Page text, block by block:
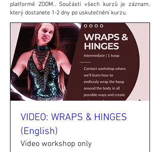
platformě ZOOM.. Součástí všech kurzů je záznam,
který dostanete 1-2 dny po uskutečnění kurzu.
VIDEO: WRAPS & HINGES
(English)
Video workshop only